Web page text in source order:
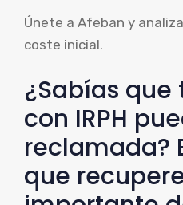
Únete a Afeban y
coste inicial.
¿Sabías
con IRPH
reclamada?
que